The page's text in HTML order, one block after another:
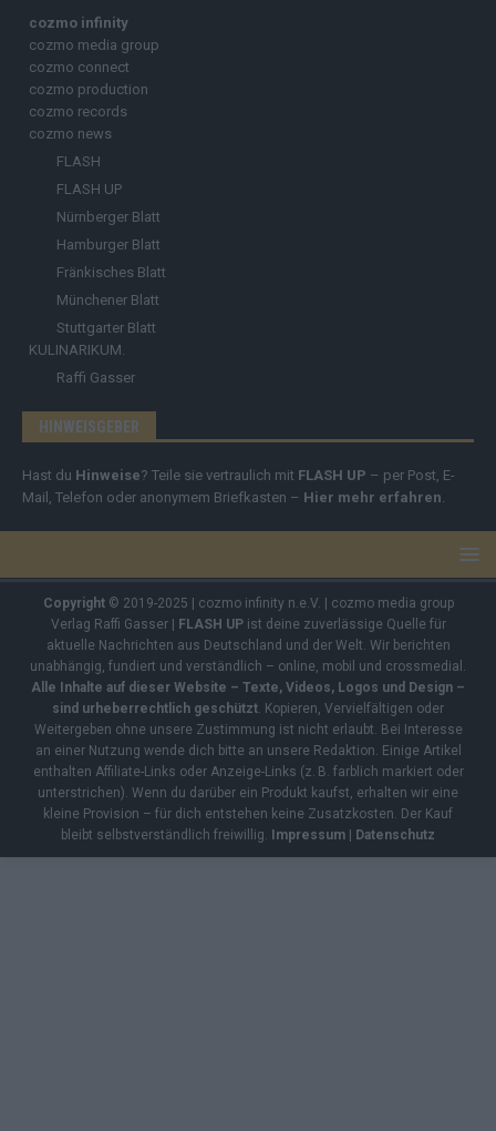
cozmo infinity
cozmo media group
cozmo connect
cozmo production
cozmo records
cozmo news
FLASH
FLASH UP
Nürnberger Blatt
Hamburger Blatt
Fränkisches Blatt
Münchener Blatt
Stuttgarter Blatt
KULINARIKUM.
Raffi Gasser
HINWEISGEBER
Hast du Hinweise? Teile sie vertraulich mit FLASH UP – per Post, E-
Mail, Telefon oder anonymem Briefkasten – Hier mehr erfahren
Copyright© 2019-2025 | cozmo infinity n.e.V. | cozmo media group
Verlag Raffi Gasser | FLASH UPist deine zuverlässige Quelle für
aktuelle Nachrichten aus Deutschland und der Welt. Wir berichten
unabhängig, fundiert und verständlich – online, mobil und crossmedial.
Alle Inhalte auf dieser Website – Texte, Videos, Logos und Design –
sind urheberrechtlich geschützt . Kopieren, Vervielfältigen oder
Weitergeben ohne unsere Zustimmung ist nicht erlaubt. Bei Interesse
an einer Nutzung wende dich bitte an unsere Redaktion. Einige Artikel
enthalten Affiliate-Links oder Anzeige-Links (z. B. farblich markiert oder
unterstrichen). Wenn du darüber ein Produkt kaufst, erhalten wir eine
kleine Provision – für dich entstehen keine Zusatzkosten. Der Kauf
bleibt selbstverständlich freiwillig. Impressum | Datenschutz